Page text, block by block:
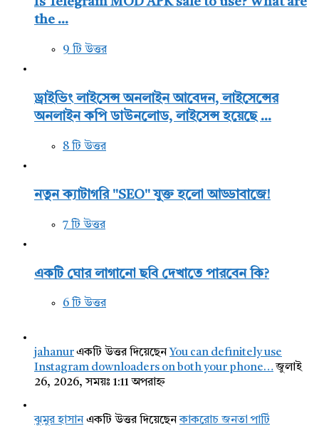
Is Telegram MOD APK safe to use? What are
the ...
9 টি উত্তর
ড্রাইভিং লাইসেন্স অনলাইন আবেদন, লাইসেন্সের
অনলাইন কপি ডাউনলোড, লাইসেন্স হয়েছে ...
8 টি উত্তর
নতুন ক্যাটাগরি "SEO" যুক্ত হলো আড্ডাবাজে!
7 টি উত্তর
একটি ঘোর লাগানো ছবি দেখাতে পারবেন কি?
6 টি উত্তর
jahanurএকটি উত্তর দিয়েছেন You can definitely use
Instagram downloaders on both your phone… জুলাই
26, 2026, সময়ঃ 1:11 অপরাহ্ন
ঝুমুর হাসানএকটি উত্তর দিয়েছেনকাকরোচ জনতা পার্টি